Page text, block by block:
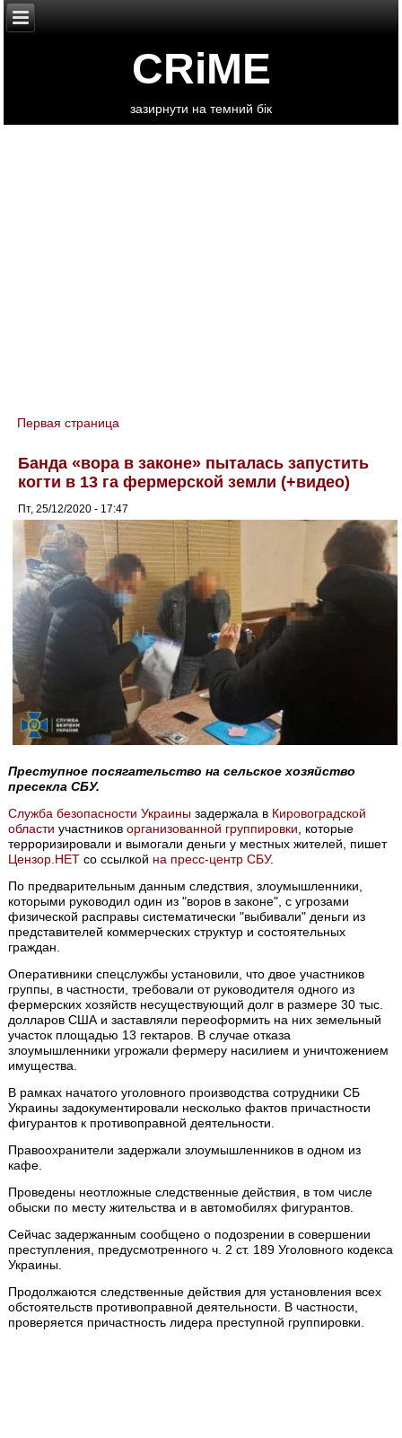
CRiME
зазирнути на темний бік
You are here
Первая страница
Банда «вора в законе» пыталась запустить
когти в 13 га фермерской земли (+видео)
Пт, 25/12/2020 - 17:47
Преступное посягательство на сельское хозяйство
пресекла СБУ.
Служба безопасности Украины задержала в Кировоградской
области участниковорганизованной группировки , которые
терроризировали и вымогали деньги у местных жителей, пишет
Цензор.НЕТ со ссылкой на пресс-центр СБУ.
По предварительным данным следствия, злоумышленники,
которыми руководил один из "воров в законе", с угрозами
физической расправы систематически "выбивали" деньги из
представителей коммерческих структур и состоятельных
граждан.
Оперативники спецслужбы установили, что двое участников
группы, в частности, требовали от руководителя одного из
фермерских хозяйств несуществующий долг в размере 30 тыс.
долларов США и заставляли переоформить на них земельный
участок площадью 13 гектаров. В случае отказа
злоумышленники угрожали фермеру насилием и уничтожением
имущества.
В рамках начатого уголовного производства сотрудники СБ
Украины задокументировали несколько фактов причастности
фигурантов к противоправной деятельности.
Правоохранители задержали злоумышленников в одном из
кафе.
Проведены неотложные следственные действия, в том числе
обыски по месту жительства и в автомобилях фигурантов.
Сейчас задержанным сообщено о подозрении в совершении
преступления, предусмотренного ч. 2 ст. 189 Уголовного кодекса
Украины.
Продолжаются следственные действия для установления всех
обстоятельств противоправной деятельности. В частности,
проверяется причастность лидера преступной группировки.